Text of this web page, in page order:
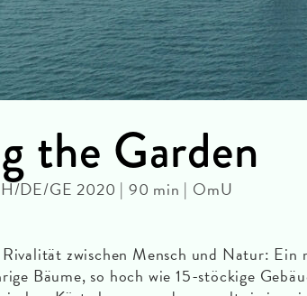
the Garden
DE/GE 2020 | 90 min | OmU
zwischen Mensch und Natur: Ein
Bäume, so hoch wie 15-stöckige